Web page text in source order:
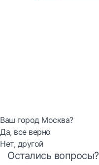
Ваш город Москва?
Да, все верно
Нет, другой
Остались вопросы?